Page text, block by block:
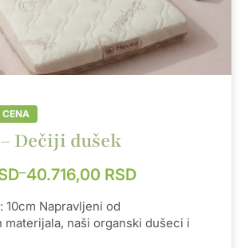
Dečiji dušek
–40.716,00 RSD
: 10cm Napravljeni od
naši organski dušeci i